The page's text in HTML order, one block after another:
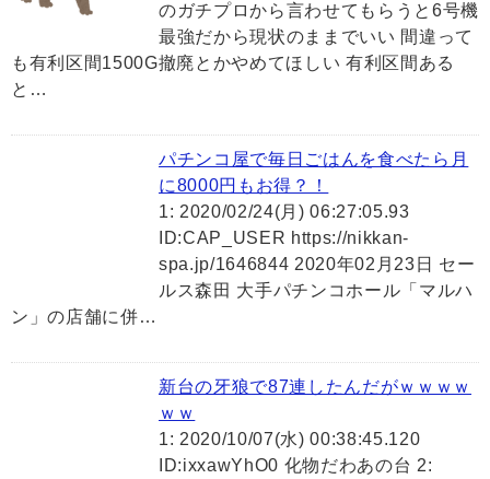
のガチプロから言わせてもらうと6号機
最強だから現状のままでいい 間違って
も有利区間1500G撤廃とかやめてほしい 有利区間ある
と…
パチンコ屋で毎日ごはんを食べたら月
に8000円もお得？！
1: 2020/02/24(月) 06:27:05.93
ID:CAP_USER https://nikkan-
spa.jp/1646844 2020年02月23日 セー
ルス森田 大手パチンコホール「マルハ
ン」の店舗に併…
新台の牙狼で87連したんだがｗｗｗｗ
ｗｗ
1: 2020/10/07(水) 00:38:45.120
ID:ixxawYhO0 化物だわあの台 2: